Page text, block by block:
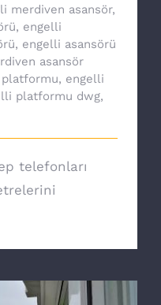
merdiven asansör,
, engelli
, engelli asansörü
asansör
, engelli
platformu dwg,
telefonları